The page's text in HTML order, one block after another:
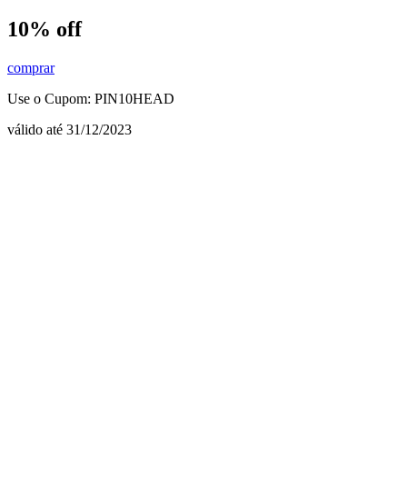
10% off
comprar
Use o Cupom: PIN10HEAD
válido até 31/12/2023